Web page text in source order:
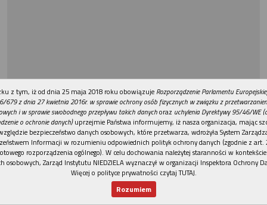
REKLAMA
z tym, iż od dnia 25 maja 2018 roku obowiązuje Rozporządzenie Parlamentu
679 z dnia 27 kwietnia 2016r. w sprawie ochrony osób fizycznych w związku z
i w sprawie swobodnego przepływu takich danychoraz uchylenia Dyrektywy 95/46/WE
o ochronie danych)uprzejmie Państwa informujemy, iż nasza organizacja, mając
bezpieczeństwo danych osobowych, które przetwarza, wdrożyła System
Informacji w rozumieniu odpowiednich polityk ochrony danych (zgodnie z art.
rozporządzenia ogólnego). W celu dochowania należytej staranności w
osobowych, Zarząd Instytutu NIEDZIELA wyznaczył w organizacji Inspektora Ochrony
Więcej o polityce prywatności czytaj TUTAJ.
Rozumiem